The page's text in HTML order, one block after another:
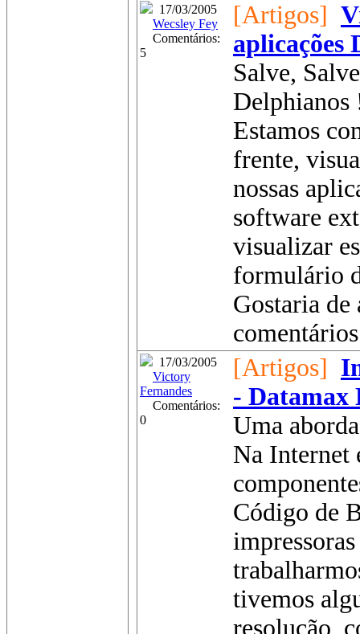
17/03/2005
Wecsley Fey
Comentários:
5
[Artigos]
aplicações
Salve,
Delphianos
Estamos
frente,
nossas
software
visualizar
formulário
Gostaria de
17/03/2005
Victory
Fernandes
Comentários:
0
[Artigos]
- Datamax
Uma
Na Internet
Código de
tivemos
resolução,